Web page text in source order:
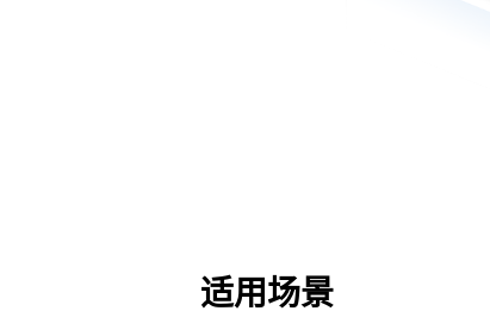
适用场景